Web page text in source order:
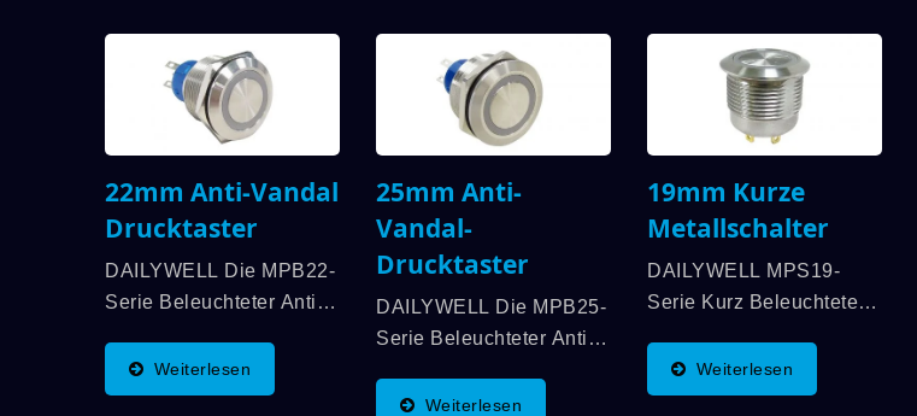
DAILYWELL MPB16-
Serie Anti-Vandalen-
Schalter...
Erkennbare LED-
Anschlüsse, 2 LED-
Schaltfunktionen Im
Inneren Und Eine Kappe
Mit Momentaner...
Präzise Und
Zuverlässige Bedienung
Erfordern. Hergestellt...
22mm Anti-Vandal
Drucktaster
DAILYWELL Die MPB22-
Serie Beleuchteter Anti-
Zertifiziert Und Bietet
Eine Bewertung Von
Weiterlesen
25mm Anti-
Vandal-
Drucktaster
DAILYWELL Die MPB25-
Serie Beleuchteter Anti-
Zertifiziert Und Bietet
Weiterlesen
19mm Kurze
Metallschalter
DAILYWELL MPS19-
Serie Kurz Beleuchtete
Bieten Eine Hohe
Lebenserwartung,
Weiterlesen